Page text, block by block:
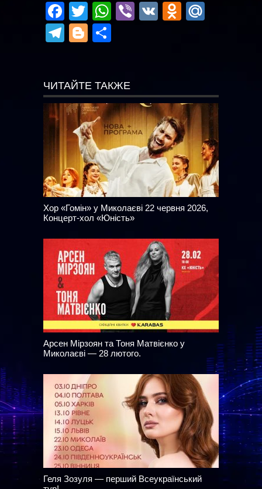
Facebook
TwitterWhatsApp
Viber
VK
Telegram
Blogger
ЧИТАЙТЕ ТАКЖЕ
Хор «Гомін» у Миколаєві 22 червня 2026,
Концерт-хол «Юність»
Арсен Мірзоян та Тоня Матвієнко у
Миколаєві — 28 лютого.
Геля Зозуля — перший Всеукраїнський